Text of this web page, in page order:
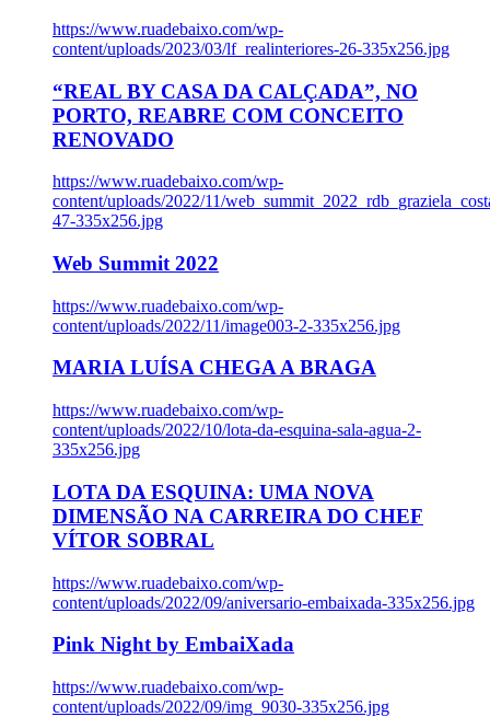
https://www.ruadebaixo.com/wp-
content/uploads/2023/03/lf_realinteriores-26-335x256.jpg
“REAL BY CASA DA CALÇADA”, NO
PORTO, REABRE COM CONCEITO
RENOVADO
https://www.ruadebaixo.com/wp-
content/uploads/2022/11/
47-335x256.jpg
Web Summit 2022
https://www.ruadebaixo.com/wp-
content/uploads/2022/11/image003-2-335x256.jpg
MARIA LUÍSA CHEGA A BRAGA
https://www.ruadebaixo.com/wp-
content/uploads/2022/10/lota-da-esquina-sala-agua-2-
335x256.jpg
LOTA DA ESQUINA: UMA NOVA
DIMENSÃO NA CARREIRA DO CHEF
VÍTOR SOBRAL
https://www.ruadebaixo.com/wp-
content/uploads/2022/09/aniversario-embaixada-335x256.jpg
Pink Night by EmbaiXada
https://www.ruadebaixo.com/wp-
content/uploads/2022/09/img_9030-335x256.jpg